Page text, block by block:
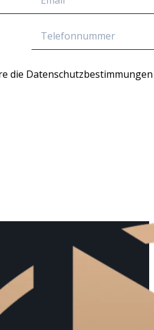
die Datenschutzbestimmungen